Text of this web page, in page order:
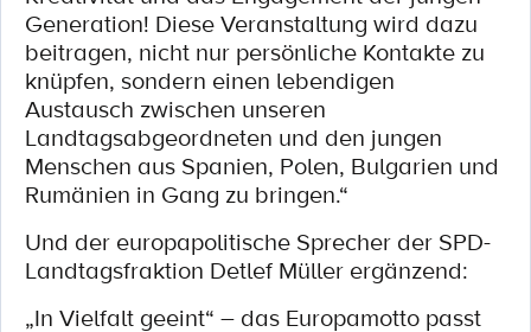
Generation! Diese Veranstaltung wird dazu
beitragen, nicht nur persönliche Kontakte zu
knüpfen, sondern einen lebendigen
Austausch zwischen unseren
Landtagsabgeordneten und den jungen
Menschen aus Spanien, Polen, Bulgarien und
Rumänien in Gang zu bringen.“
Und der europapolitische Sprecher der SPD-
Landtagsfraktion Detlef Müller ergänzend:
„In Vielfalt geeint“ – das Europamotto passt